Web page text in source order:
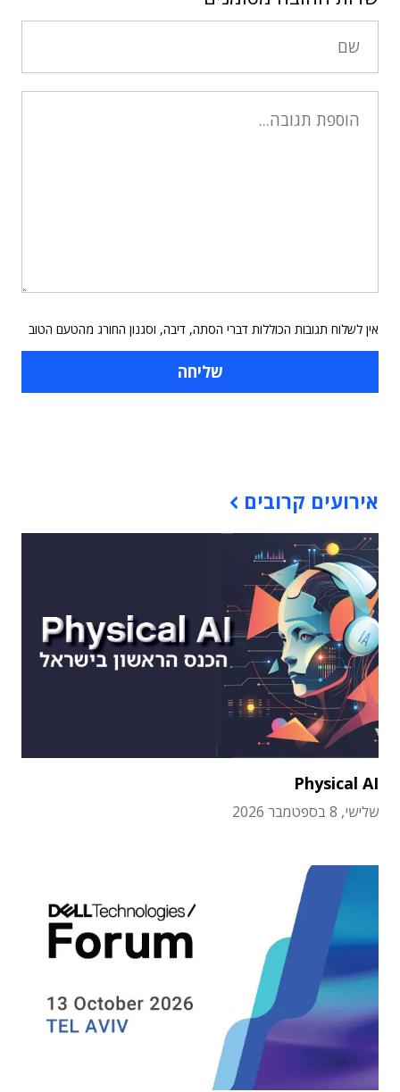
אין לשלוח תגובות הכוללות דברי הסתה, דיבה, וסגנון החורג מהטעם הטוב
אירועים קרובים
Physical AI
שלישי, 8 בספטמבר 2026